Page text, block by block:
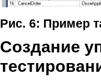
Рис. 6: Пример
Создание